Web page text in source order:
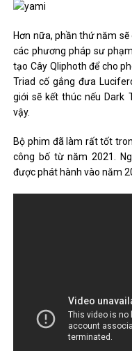
Hơn nữa, phần thứ năm
các phương pháp sư
tạo Cây Qliphoth để cho
Triad cố gắng đưa
giới sẽ kết thúc nếu Dark
vậy.
Bộ phim đã làm rất tốt
công bố từ năm 2021.
được phát hành vào năm